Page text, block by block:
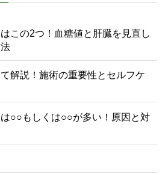
この2つ！血糖値と肝臓を見直し
解説！施術の重要性とセルフケ
○○もしくは○○が多い！原因と対